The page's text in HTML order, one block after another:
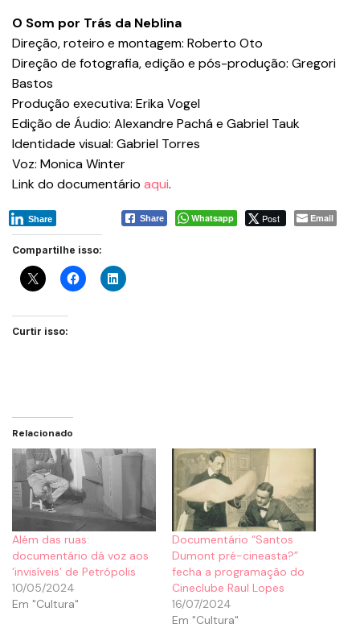
O Som por Trás da Neblina
Direção, roteiro e montagem: Roberto Oto
Direção de fotografia, edição e pós-produção: Gregori
Bastos
Produção executiva: Erika Vogel
Edição de Áudio: Alexandre Pachá e Gabriel Tauk
Identidade visual: Gabriel Torres
Voz: Monica Winter
Link do documentário aqui.
Share Whatsapp Post Email
Share
Compartilhe isso:
Curtir isso:
Relacionado
Além das ruas:
documentário dá voz aos
‘invisíveis’ de Petrópolis
10/05/2024
Em "Cultura"
Documentário “Santos
Dumont pré-cineasta?”
fecha a programação do
Cineclube Raul Lopes
16/07/2024
Em "Cultura"